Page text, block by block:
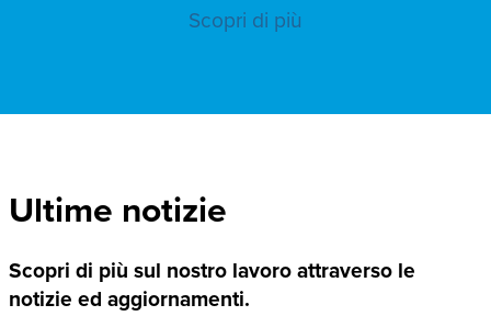
Scopri di più
Ultime notizie
Scopri di più sul nostro lavoro attraverso le
notizie ed aggiornamenti.